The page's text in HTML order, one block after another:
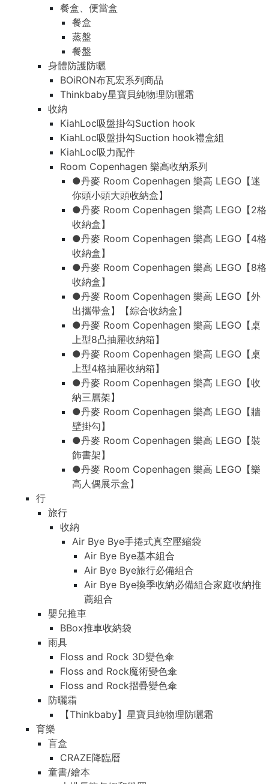
餐盒、便當盒
餐盒
蒸盤
餐盤
身體防護防曬
BOiRON布瓦宏系列商品
Thinkbaby星寶貝純物理防曬霜
收納
KiahLoc吸盤掛勾Suction hook
KiahLoc吸盤掛勾Suction hook禮盒組
KiahLoc吸力配件
Room Copenhagen 樂高收納系列
●丹麥 Room Copenhagen 樂高 LEGO【迷
你頭小頭大頭收納盒】
●丹麥 Room Copenhagen 樂高 LEGO【2格
收納盒】
●丹麥 Room Copenhagen 樂高 LEGO【4格
收納盒】
●丹麥 Room Copenhagen 樂高 LEGO【8格
收納盒】
●丹麥 Room Copenhagen 樂高 LEGO【外
出攜帶盒】【綜合收納盒】
●丹麥 Room Copenhagen 樂高 LEGO【桌
上型8凸抽屜收納箱】
●丹麥 Room Copenhagen 樂高 LEGO【桌
上型4格抽屜收納箱】
●丹麥 Room Copenhagen 樂高 LEGO【收
納三層架】
●丹麥 Room Copenhagen 樂高 LEGO【牆
壁掛勾】
●丹麥 Room Copenhagen 樂高 LEGO【裝
飾書架】
●丹麥 Room Copenhagen 樂高 LEGO【樂
高人偶展示盒】
行
旅行
收納
Air Bye Bye手捲式真空壓縮袋
Air Bye Bye基本組合
Air Bye Bye旅行必備組合
Air Bye Bye換季收納必備組合家庭收納推
薦組合
嬰兒推車
BBox推車收納袋
雨具
Floss and Rock 3D變色傘
Floss and Rock魔術變色傘
Floss and Rock摺疊變色傘
防曬霜
【Thinkbaby】星寶貝純物理防曬霜
育樂
盲盒
CRAZE降臨曆
童書/繪本